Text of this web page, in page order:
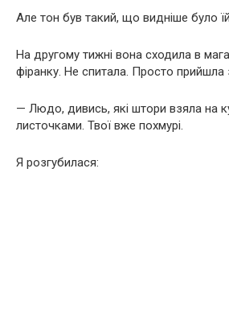
Але тон був такий, що видніше було
На другому тижні вона сходила в
фіранку. Не спитала. Просто прийшла
— Людо, дивись, які штори взяла на
листочками. Твої вже похмурі.
Я розгубилася: